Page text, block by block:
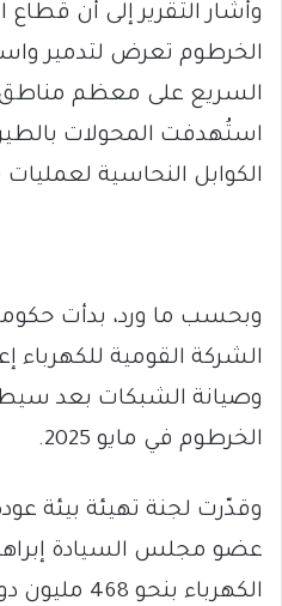
وأشار التقرير إلى أن قطاع
الخرطوم تعرض لتدمير
السريع على معظم مناطق
استُهدفت المحولات
الكوابل النحاسية
وبحسب ما ورد، بدأت حكومة
الشركة القومية للكهرباء
وصيانة الشبكات بعد
الخرطوم في مايو 2025.
وقدّرت لجنة تهيئة بيئة
عضو مجلس السيادة
الكهرباء